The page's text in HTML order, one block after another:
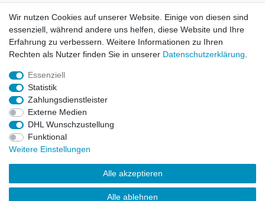
© Copyright 2026 | Alle Rechte vorbehalten. HL-
Handelsgesellschaft mbH.
Alle Markennamen, Warenzeichen sowie sämtliche Produktbilder
und Beschreibungen sind Eigentum Ihrer rechtmäßigen
Eigentümer und dienen hier nur der Beschreibung.
Preise nur für registrierte Händler, ansonsten zeigt der Shop 0,00
€
LEGO, das LEGO Logo, die Minifigur, DUPLO, LEGENDS OF
CHIMA, NINJAGO, BIONICLE, MINDSTORMS und MIXELS sind
urheberrechtlich geschützte Markenzeichen der LEGO Gruppe.
Wir nutzen Cookies auf unserer Website. Einige von diesen sind
essenziell, während andere uns helfen, diese Website und Ihre
Erfahrung zu verbessern. Weitere Informationen zu Ihren
Rechten als Nutzer finden Sie in unserer Daten­schutz­erklärung
Essenziell
Statistik
Zahlungsdienstleister
Externe Medien
DHL Wunschzustellung
Funktional
Weitere Einstellungen
Alle akzeptieren
Alle ablehnen